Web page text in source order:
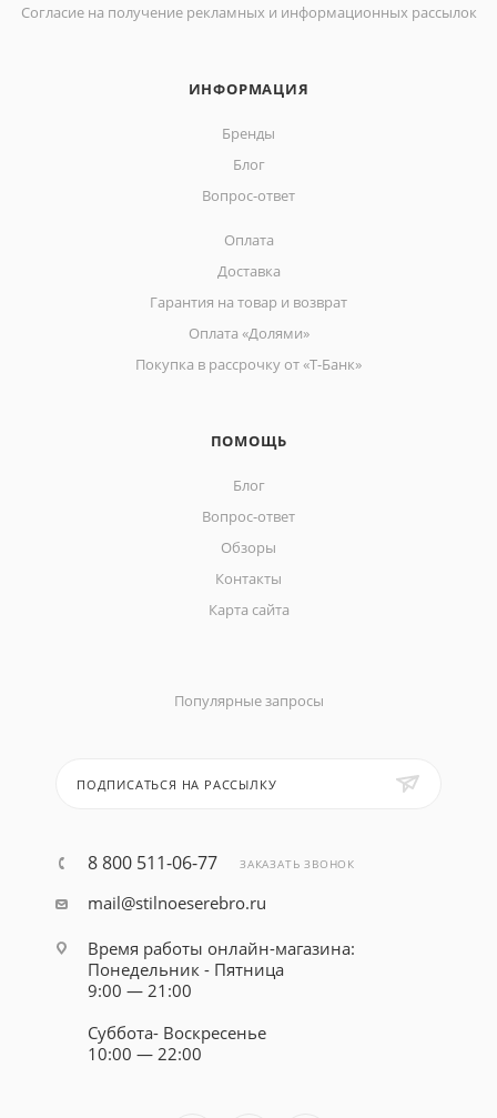
Согласие на получение рекламных и информационных рассылок
ИНФОРМАЦИЯ
Бренды
Блог
Вопрос-ответ
Оплата
Доставка
Гарантия на товар и возврат
Оплата «Долями»
Покупка в рассрочку от «Т-Банк»
ПОМОЩЬ
Блог
Вопрос-ответ
Обзоры
Контакты
Карта сайта
Популярные запросы
ПОДПИСАТЬСЯ НА РАССЫЛКУ
8 800 511-06-77 ЗАКАЗАТЬ ЗВОНОК
mail@stilnoeserebro.ru
Время работы онлайн-магазина:
Понедельник - Пятница
9:00 — 21:00
Суббота- Воскресенье
10:00 — 22:00